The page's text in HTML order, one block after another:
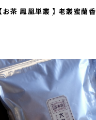
【お茶 鳳凰単叢 】 老叢蜜蘭香 / 雪片